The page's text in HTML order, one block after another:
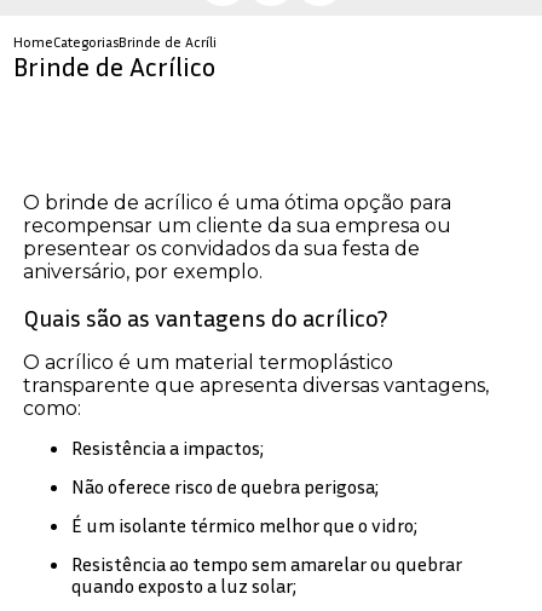
HomeCategoriasBrinde de Acrílico
Brinde de Acrílico
O brinde de acrílico é uma ótima opção para
recompensar um cliente da sua empresa ou
presentear os convidados da sua festa de
aniversário, por exemplo.
Quais são as vantagens do acrílico?
O acrílico é um material termoplástico
transparente que apresenta diversas vantagens,
como:
Resistência a impactos;
Não oferece risco de quebra perigosa;
É um isolante térmico melhor que o vidro;
Resistência ao tempo sem amarelar ou quebrar
quando exposto a luz solar;